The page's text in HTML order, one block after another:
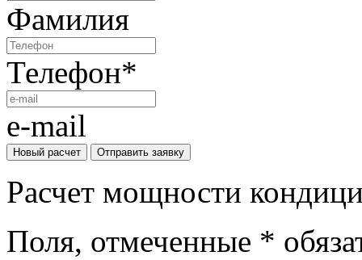
Фамилия
Телефон*
e-mail
Новый расчет Отправить заявку
Расчет мощности
Поля, отмеченные *